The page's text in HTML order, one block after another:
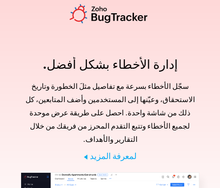
إدارة الأخطاء بشكل أفضل.
سجّل الأخطاء بسرعة مع تفاصيل مثلَ الخطورة وتاريخ
الاستحقاق، وعيّنها إلى المستخدمين وأضف المتابعين، كل
ذلك من شاشة واحدة. احصل على طريقة عرض موحدة
لجميع الأخطاء وتتبع التقدم المحرز من فريقك من خلال
التقارير والأهداف.
لمعرفة المزيد